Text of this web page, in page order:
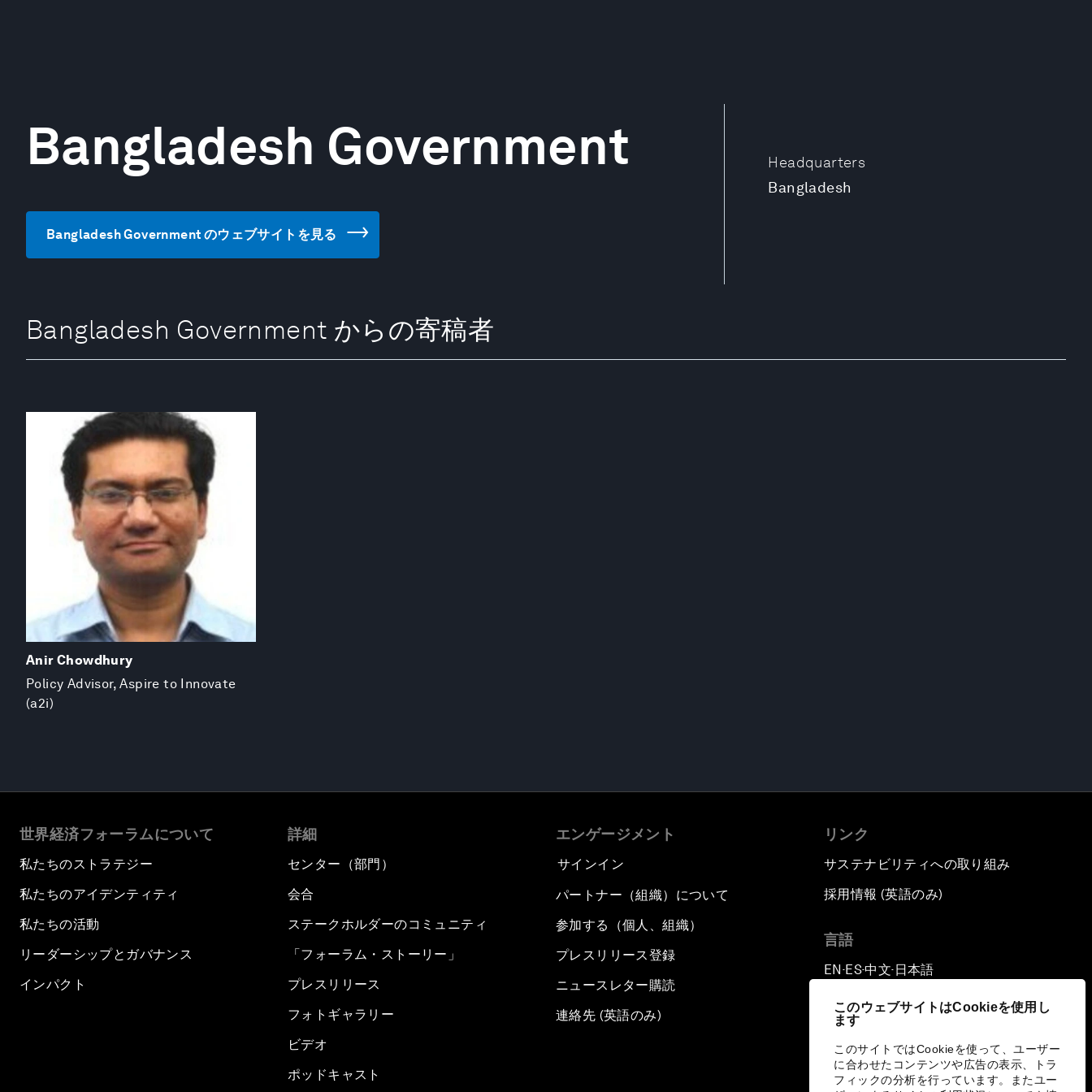
このウェブサイトはCookieを使用し
ます
このサイトではCookieを使って、ユーザー
に合わせたコンテンツや広告の表示、トラ
フィックの分析を行っています。またユー
Headquarters
Bangladesh
Bangladesh Government
Bangladesh Government のウェブサイトを見る
Bangladesh Government からの寄稿者
Anir Chowdhury
Policy Advisor, Aspire to Innovate
(a2i)
世界経済フォーラムについて
私たちのストラテジー
私たちのアイデンティティ
私たちの活動
リーダーシップとガバナンス
インパクト
詳細
センター（部門）
会合
ステークホルダーのコミュニティ
「フォーラム・ストーリー」
プレスリリース
フォトギャラリー
ビデオ
ポッドキャスト
エンゲージメント
サインイン
パートナー（組織）について
参加する（個人、組織）
プレスリリース登録
ニュースレター購読
連絡先 (英語のみ)
リンク
サステナビリティへの取り組み
採用情報 (英語のみ)
言語
EN ▪ES▪中文▪ 日本語